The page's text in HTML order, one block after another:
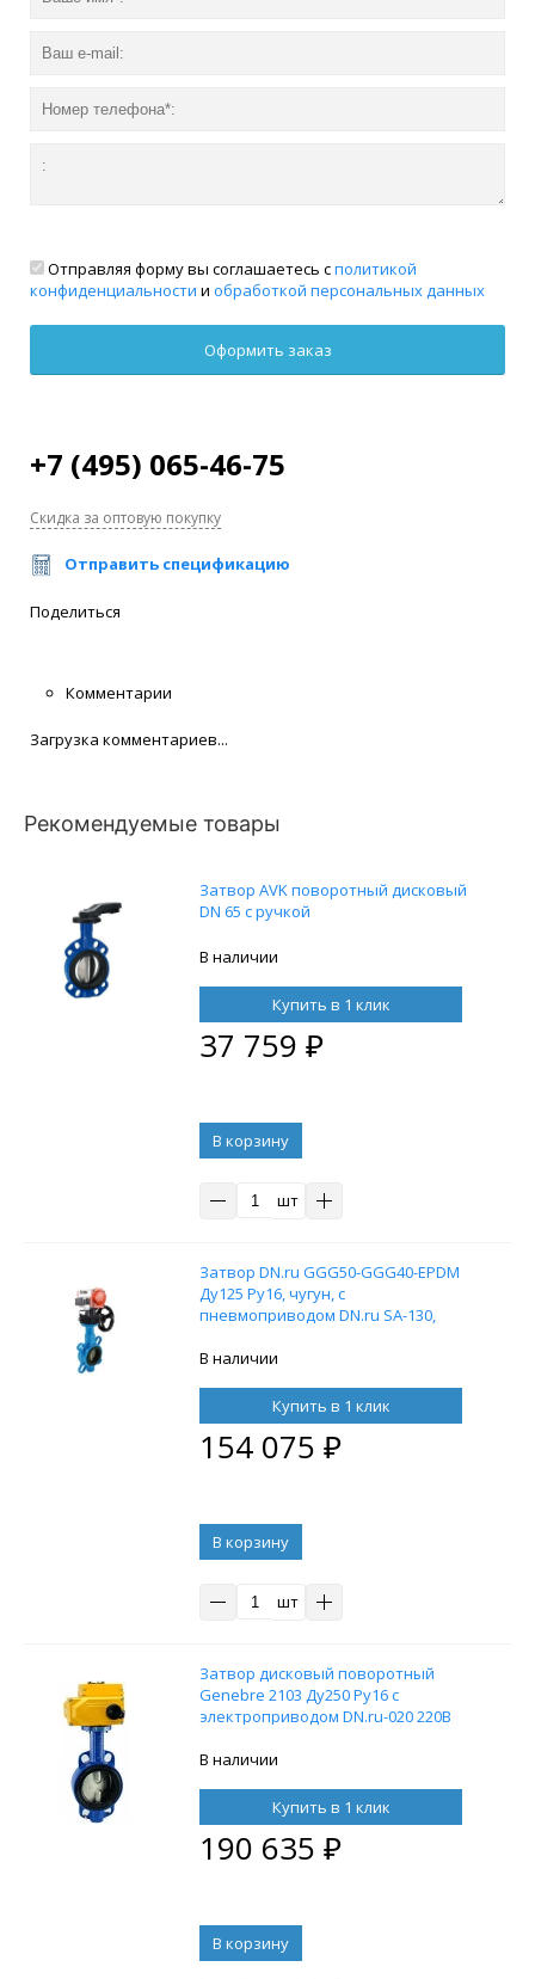
Отправляя форму вы соглашаетесь сполитикой
конфиденциальности и обработкой персональных данных
+7 (495) 065-46-75
Скидка за оптовую покупку
Отправить спецификацию
Поделиться
Комментарии
Загрузка комментариев...
Рекомендуемые товары
Затвор AVK поворотный дисковый
DN 65 с ручкой
В наличии
Купить в 1 клик
37 759 ₽
В корзину
шт
Затвор DN.ru GGG50-GGG40-EPDM
Ду125 Ру16, чугун, с
пневмоприводом DN.ru SA-130,
24В, ручным дублером HDM-3 и
В наличии
Купить в 1 клик
154 075 ₽
В корзину
шт
Затвор дисковый поворотный
Genebre 2103 Ду250 Ру16 с
электроприводом DN.ru-020 220В
В наличии
Купить в 1 клик
190 635 ₽
В корзину